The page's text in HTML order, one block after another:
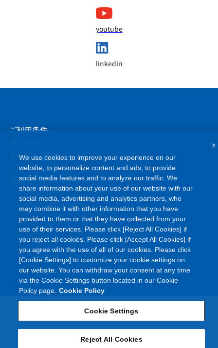
youtube
linkedin
ご利用条件
よくあるご質問
プライバシーポリシー
情報セキュリティポリシー
クッキーポリシー
ソーシャルメディアポリシー
Copyright © Asahi Kasei Corporation. All rights reserved
We use cookies to improve your experience on our
website, to personalize content and ads, to provide
social media features and to analyze our traffic. We
share information about your use of our website with our
social media, advertising and analytics partners, who
may combine it with other information that you have
provided to them or that they have collected from your
use of their services. Please click [Reject All Cookies] if
you reject all cookies. Please click [Accept All Cookies] if
you agree with the use of all of our cookies. Please click
[Cookie Settings] to customize your cookie settings on
our website. You can withdraw your consent at any time
via the Cookie Settings button located in our Cookie
Policy page. Cookie Policy
Cookie Settings
Reject All Cookies
×